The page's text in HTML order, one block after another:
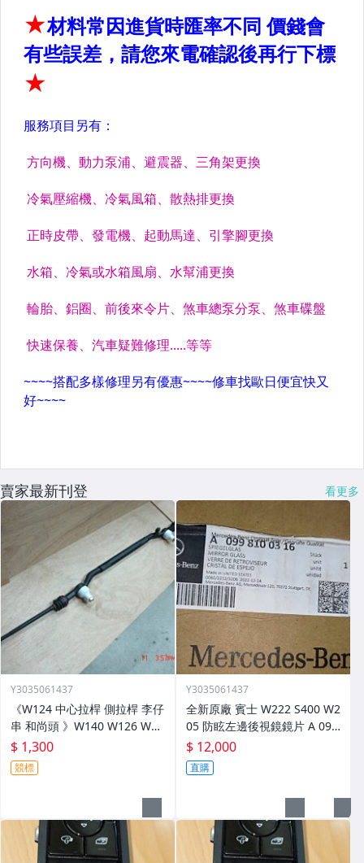
賣家最新刊登 看更多
Y3035061437
《W124 中心拉桿 側拉桿 李仔
串 和尚頭 》W140 W126 W20
2 R170 R129
$ 1,300
競標
Y3035061437
全新原廠 賓士 W222 S400 W2
05 防眩左邊後視鏡鏡片 A 099
810 03 16
$ 12,000
直購